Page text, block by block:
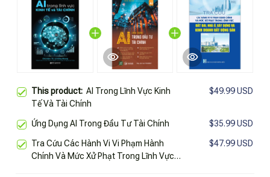
This product: AI Trong Lĩnh Vực Kinh
Tế Và Tài Chính
$49.99 USD
Ứng Dụng AI Trong Đầu Tư Tài Chính $35.99 USD
Tra Cứu Các Hành Vi Vi Phạm Hành
Chính Và Mức Xử Phạt Trong Lĩnh Vực
$47.99 USD